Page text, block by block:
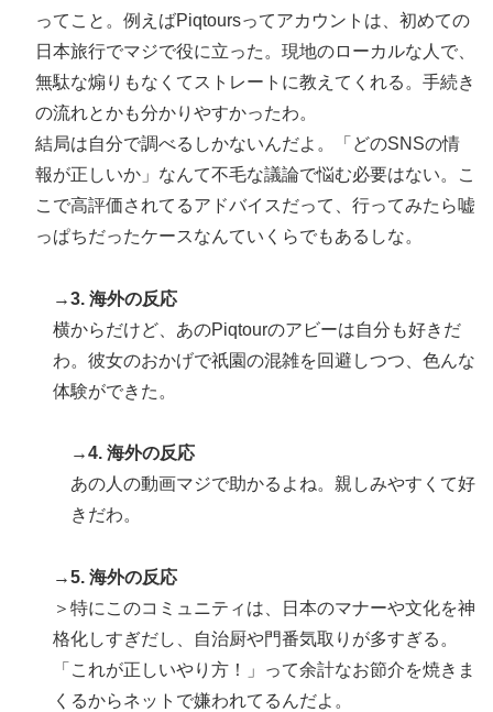
ってこと。例えばPiqtoursってアカウントは、初めての
日本旅行でマジで役に立った。現地のローカルな人で、
無駄な煽りもなくてストレートに教えてくれる。手続き
の流れとかも分かりやすかったわ。
結局は自分で調べるしかないんだよ。「どのSNSの情
報が正しいか」なんて不毛な議論で悩む必要はない。こ
こで高評価されてるアドバイスだって、行ってみたら嘘
っぱちだったケースなんていくらでもあるしな。
→3. 海外の反応
横からだけど、あのPiqtourのアビーは自分も好きだ
わ。彼女のおかげで祇園の混雑を回避しつつ、色んな
体験ができた。
→4. 海外の反応
あの人の動画マジで助かるよね。親しみやすくて好
きだわ。
→5. 海外の反応
＞特にこのコミュニティは、日本のマナーや文化を神
格化しすぎだし、自治厨や門番気取りが多すぎる。
「これが正しいやり方！」って余計なお節介を焼きま
くるからネットで嫌われてるんだよ。